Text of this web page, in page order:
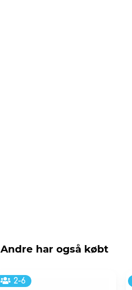
Andre har også købt
2-6